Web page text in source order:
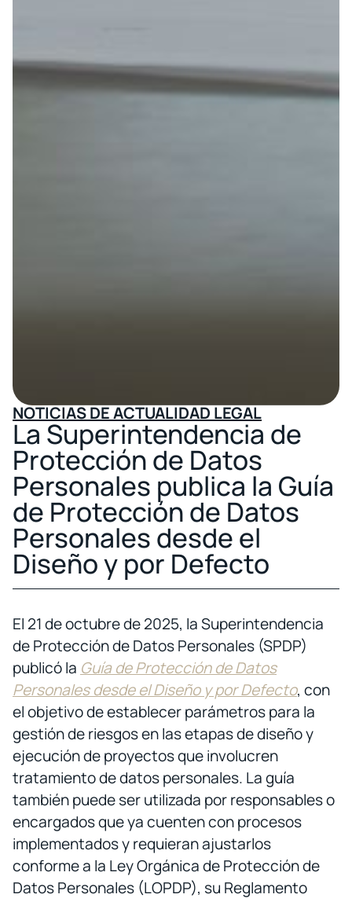
NOTICIAS DE ACTUALIDAD LEGAL
La Superintendencia de
Protección de Datos
Personales publica la Guía
de Protección de Datos
Personales desde el
Diseño y por Defecto
El 21 de octubre de 2025, la Superintendencia
de Protección de Datos Personales (SPDP)
publicó la Guía de Protección de Datos
Personales desde el Diseño y por Defecto, con
el objetivo de establecer parámetros para la
gestión de riesgos en las etapas de diseño y
ejecución de proyectos que involucren
tratamiento de datos personales. La guía
también puede ser utilizada por responsables o
encargados que ya cuenten con procesos
implementados y requieran ajustarlos
conforme a la Ley Orgánica de Protección de
Datos Personales (LOPDP), su Reglamento